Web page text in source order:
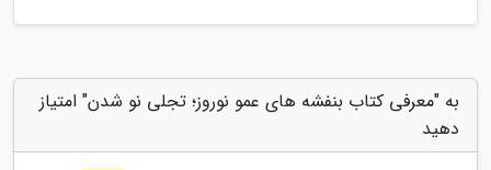
به "معرفی کتاب بنفشه های عمو نوروز؛ تجلی نو شدن" امتیاز
دهید